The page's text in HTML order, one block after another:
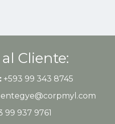
Cliente:
+593 99 343 8745
99 937 9761